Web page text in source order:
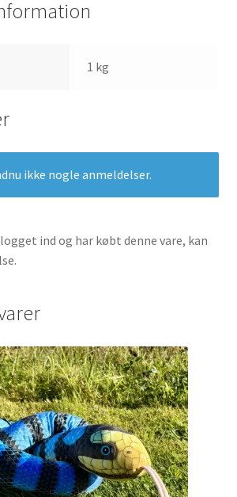
1 kg
ikke nogle anmeldelser.
ind og har købt denne vare, kan